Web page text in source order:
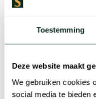
Toestemming
Deze website maakt
We gebruiken cookies
social media te bieden
teddy vesten bieden niet
hoogwaardige afwerking.
Blader eenvoudig door
modellen en vind het
eenvoudig, en wij zorgen